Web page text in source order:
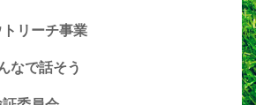
リーチ事業
なで話そう